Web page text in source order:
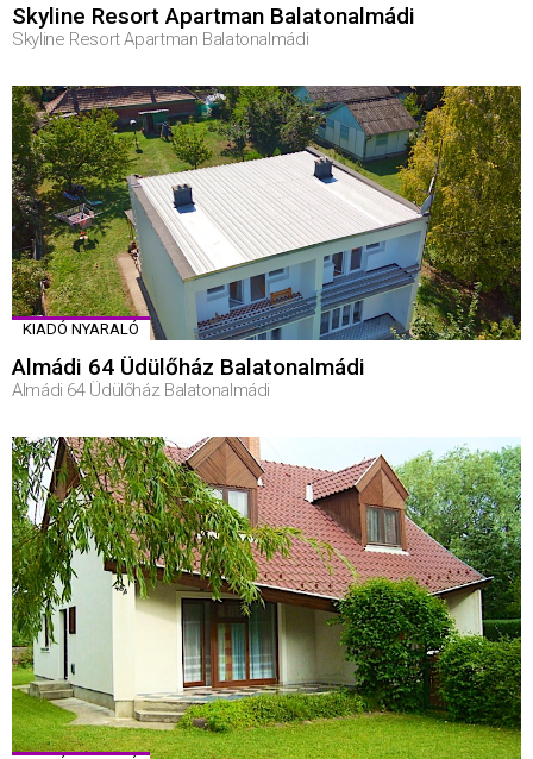
Skyline Resort Apartman Balatonalmádi
Skyline Resort Apartman Balatonalmádi
KIADÓ NYARALÓ
Almádi 64 Üdülőház Balatonalmádi
Almádi 64 Üdülőház Balatonalmádi